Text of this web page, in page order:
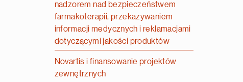
nadzorem nad bezpieczeństwem
farmakoterapii, przekazywaniem
informacji medycznych i reklamacjami
dotyczącymi jakości produktów
Novartis i finansowanie projektów
zewnętrznych